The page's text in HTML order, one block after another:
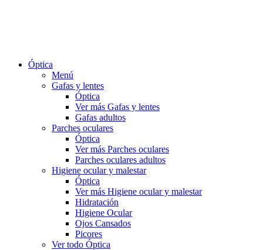
Óptica
Menú
Gafas y lentes
Óptica
Ver más Gafas y lentes
Gafas adultos
Parches oculares
Óptica
Ver más Parches oculares
Parches oculares adultos
Higiene ocular y malestar
Óptica
Ver más Higiene ocular y malestar
Hidratación
Higiene Ocular
Ojos Cansados
Picores
Ver todo Óptica